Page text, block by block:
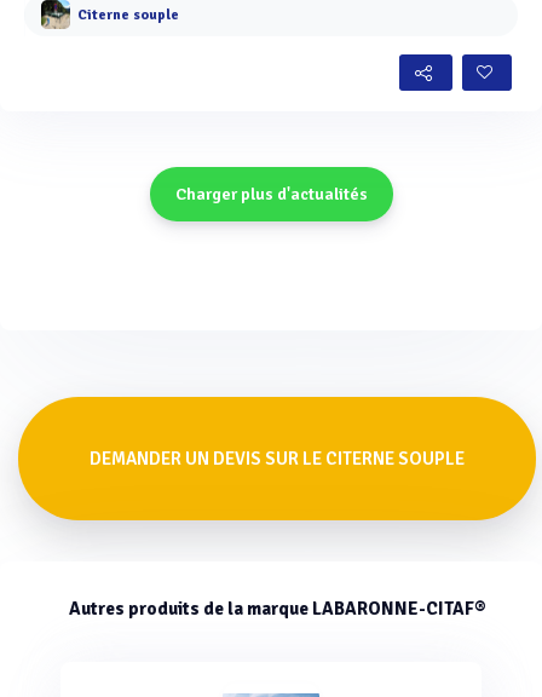
Citerne souple
Charger plus d'actualités
DEMANDER UN DEVIS SUR LE CITERNE SOUPLE
Autres produits de la marque LABARONNE-CITAF®